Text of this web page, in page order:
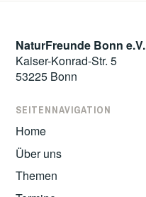
NaturFreunde Bonn e.V.
Kaiser-Konrad-Str. 5
53225 Bonn
SEITENNAVIGATION
Home
Über uns
Themen